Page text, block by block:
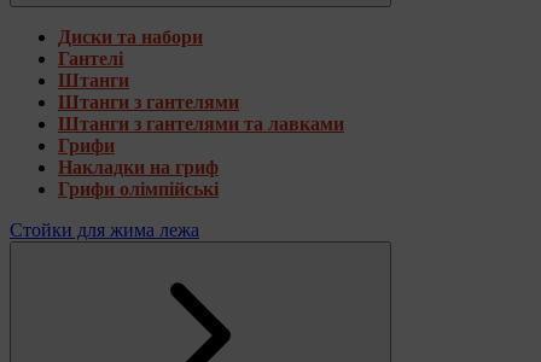
Диски та набори
Гантелі
Штанги
Штанги з гантелями
Штанги з гантелями та лавками
Грифи
Накладки на гриф
Грифи олімпійські
Стойки для жима лежа